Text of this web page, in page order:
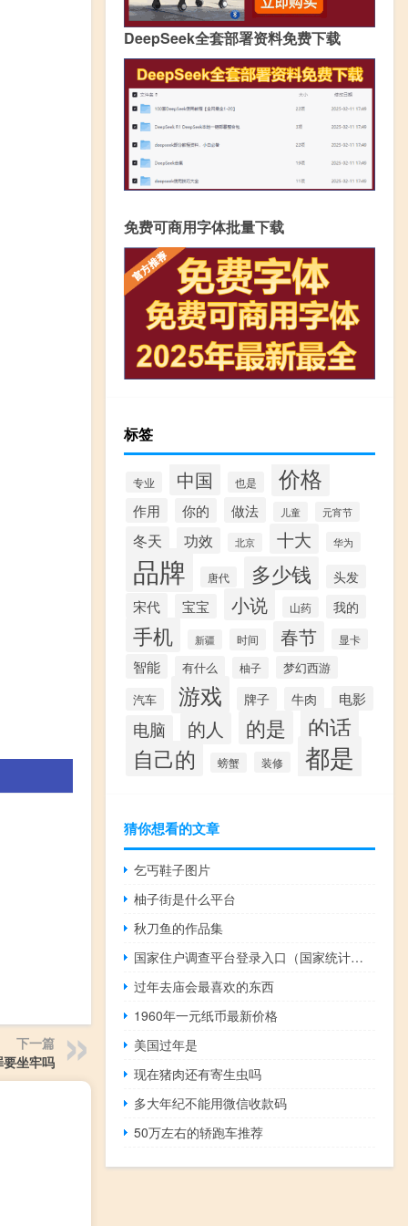
下一篇
坐牢吗
DeepSeek全套部署资料免费下载
免费可商用字体批量下载
标签
专业 中国 也是 价格
作用 你的 做法 儿童 元宵节
冬天 功效 北京 十大 华为
品牌 唐代 多少钱 头发
宋代 宝宝 小说 山药 我的
手机 新疆 时间 春节 显卡
智能 有什么 柚子
梦幻西游
汽车
游戏 牌子 牛肉 电影
电脑 的人 的是 的话
自己的 螃蟹 装修 都是
猜你想看的文章
乞丐鞋子图片
柚子街是什么平台
秋刀鱼的作品集
国家住户调查平台登录入口（国家统计局住户调查平台）
过年去庙会最喜欢的东西
1960年一元纸币最新价格
美国过年是
现在猪肉还有寄生虫吗
多大年纪不能用微信收款码
50万左右的轿跑车推荐